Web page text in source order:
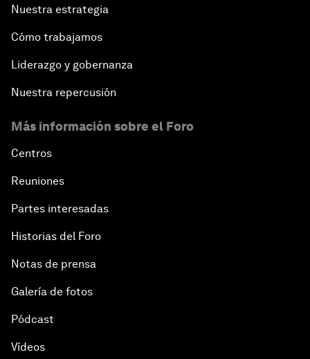
Nuestra estrategia
Cómo trabajamos
Liderazgo y gobernanza
Nuestra repercusión
Más información sobre el Foro
Centros
Reuniones
Partes interesadas
Historias del Foro
Notas de prensa
Galería de fotos
Pódcast
Vídeos